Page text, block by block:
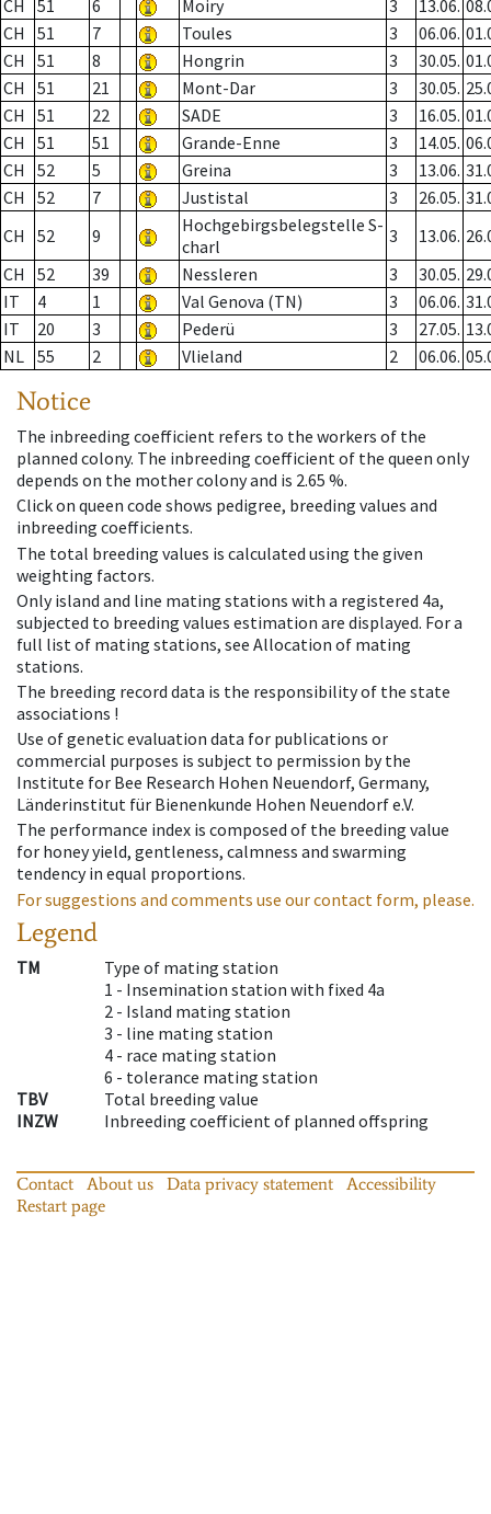
CH 51 6 Moiry 3 13.06.
CH
51 7 Toules 3 06.06.
CH
51 8 Hongrin 3 30.05.
CH
51 21 Mont-Dar 3 30.05.
CH
51 22 SADE 3 16.05.
CH
51 51 Grande-Enne 3 14.05.
CH
52 5 Greina 3 13.06.
CH
52 7 Justistal 3 26.05.
CH
52 9
Hochgebirgsbelegstelle S-
charl
3 13.06.
CH
52 39 Nessleren 3 30.05.
IT
4 1 Val Genova (TN) 3 06.06.
IT
20 3 Pederü 3 27.05.
NL 55 2 Vlieland 2 06.06.
Notice
The inbreeding coefficient refers to the workers of the
planned colony. The inbreeding coefficient of the queen only
depends on the mother colony and is 2.65 %.
Click on queen code shows pedigree, breeding values and
inbreeding coefficients.
The total breeding values is calculated using the given
weighting factors.
Only island and line mating stations with a registered 4a,
subjected to breeding values estimation are displayed. For a
full list of mating stations, see Allocation of mating
stations.
The breeding record data is the responsibility of the state
associations !
Use of genetic evaluation data for publications or
commercial purposes is subject to permission by the
Institute for Bee Research Hohen Neuendorf, Germany,
Länderinstitut für Bienenkunde Hohen Neuendorf e.V.
The performance index is composed of the breeding value
for honey yield, gentleness, calmness and swarming
tendency in equal proportions.
For suggestions and comments use our contact form, please.
Legend
TM
Type of mating station
1 - Insemination station with fixed 4a
2 - Island mating station
3 - line mating station
4 - race mating station
6 - tolerance mating station
TBV
Total breeding value
INZW
Inbreeding coefficient of planned offspring
Contact About us Data privacy statement
Accessibility
Restart page